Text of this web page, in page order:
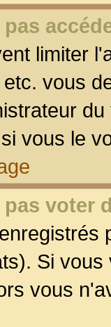
limiter
vous
vous le
voter
Si
vous